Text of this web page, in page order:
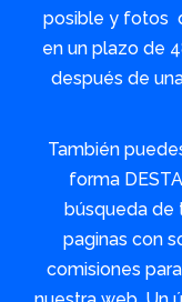
posible y fotos
en un plazo de
después de
También
forma
búsqueda de
paginas con
comisiones